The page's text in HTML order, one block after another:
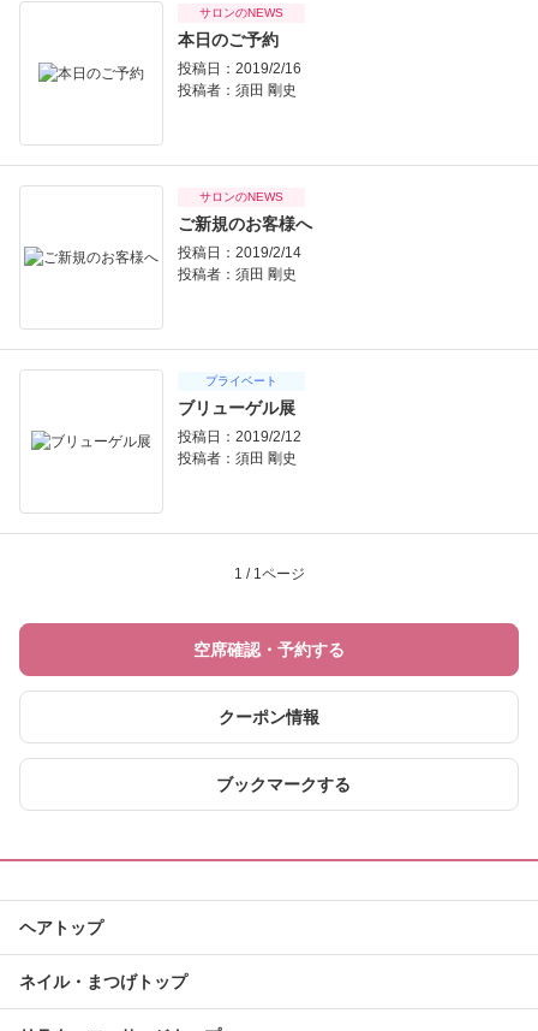
サロンのNEWS
本日のご予約
投稿日：2019/2/16
投稿者： 須田 剛史
サロンのNEWS
ご新規のお客様へ
投稿日：2019/2/14
投稿者： 須田 剛史
プライベート
ブリューゲル展
投稿日：2019/2/12
投稿者： 須田 剛史
1 / 1ページ
空席確認・予約する
クーポン情報
ブックマークする
ヘアトップ
ネイル・まつげトップ